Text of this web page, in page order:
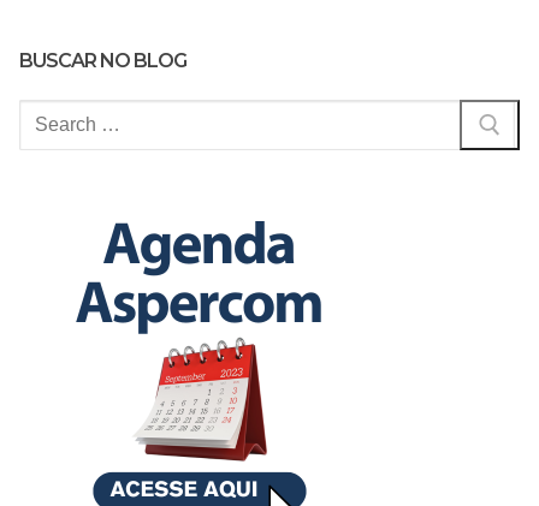
BUSCAR NO BLOG
Pesquisar
por: